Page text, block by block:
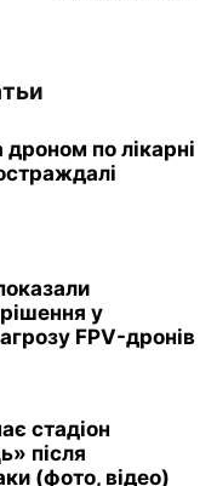
дроном по лікарні
у
FPV-дронів
стадіон
після
(фото, відео)